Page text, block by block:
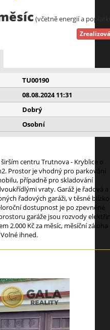
(včetně energií a
TU00190
08.08.2024 11:31
Dobrý
Osobní
centru Trutnova - Kryblice o
Prostor je vhodný pro parkování
případně pro skladování
vraty. Garáž je řadová a
řadových garáži, v těsné
dostupnost je po zpevněné
garáže jsou rozvody
2.000 Kč za měsíc, měsíční záloha
ihned.